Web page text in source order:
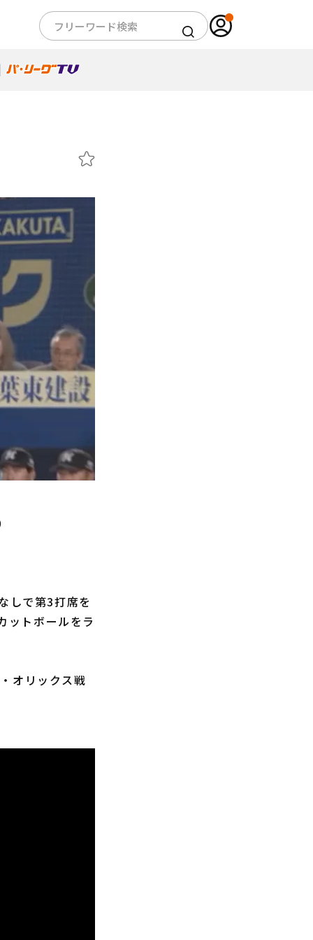
しで第3打席を
ットボールをラ
オリックス戦